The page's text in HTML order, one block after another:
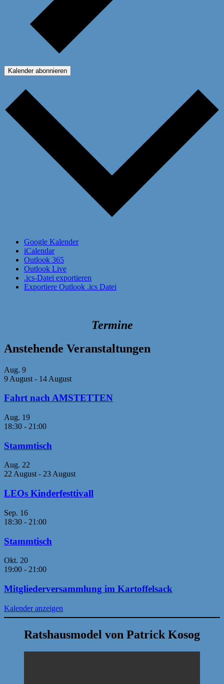
Kalender abonnieren
Google Kalender
iCalendar
Outlook 365
Outlook Live
.ics-Datei exportieren
Exportiere Outlook .ics Datei
Termine
Anstehende Veranstaltungen
Aug. 9
9 August - 14 August
Fahrt nach AMSTETTEN
Aug. 19
18:30 - 21:00
Stammtisch
Aug. 22
22 August- 23 August
LEOs Kinderfesttivall
Sep. 16
18:30 - 21:00
Stammtisch
Okt. 20
19:00 - 21:00
Mitgliederversammlung im Kartoffelsack
Kalender anzeigen
Ratshausmodel von Patrick Kosog